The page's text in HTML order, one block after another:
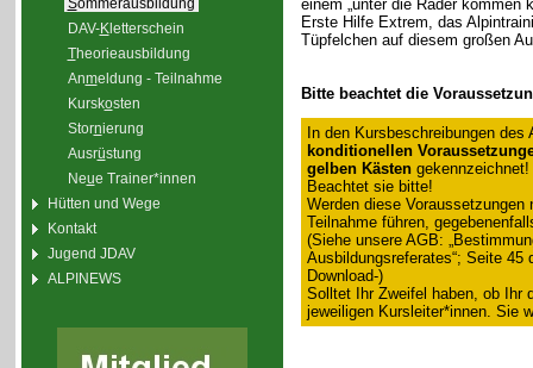
DAV-Kletterschein
Theorieausbildung
Anmeldung - Teilnahme
Kurskosten
Stornierung
Ausrüstung
Neue Trainer*innen
Hütten und Wege
Kontakt
Jugend JDAV
ALPINEWS
einem „unter die Räder kommen
Erste Hilfe Extrem, das
Tüpfelchen auf diesem großen
Bitte beachtet die
In den Kursbeschreibungen
konditionellen
gelben Kästengekennzeichnet!
Beachtet sie bitte!
Werden diese
Teilnahme führen,
(Siehe unsere AGB:
Ausbildungsreferates“; Seite 45
Download-)
Solltet Ihr Zweifel haben, ob Ihr
jeweiligen Kursleiter*innen. Sie